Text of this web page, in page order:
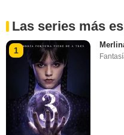
Las series más
1